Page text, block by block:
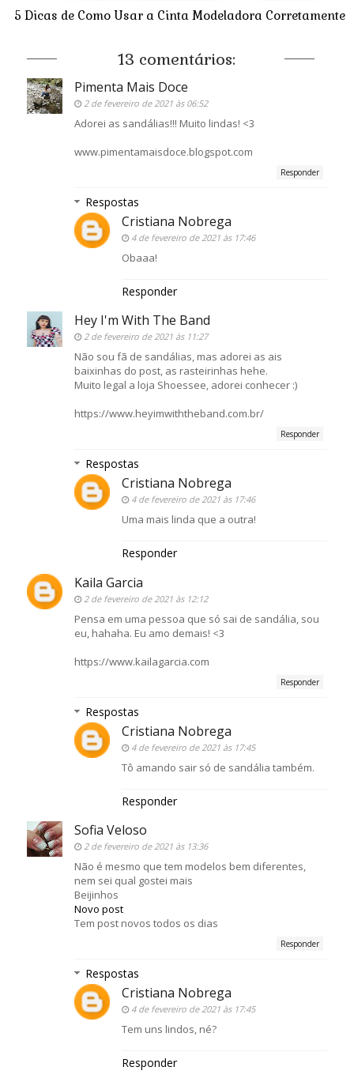
5 Dicas de Como Usar a Cinta Modeladora Corretamente
13 comentários:
Pimenta Mais Doce
2 de fevereiro de 2021 às 06:52
Adorei as sandálias!!! Muito lindas! <3
www.pimentamaisdoce.blogspot.com
Responder
Respostas
Cristiana Nobrega
4 de fevereiro de 2021 às 17:46
Obaaa!
Responder
Hey I'm With The Band
2 de fevereiro de 2021 às 11:27
Não sou fã de sandálias, mas adorei as ais
baixinhas do post, as rasteirinhas hehe.
Muito legal a loja Shoessee, adorei conhecer :)
https://www.heyimwiththeband.com.br/
Responder
Respostas
Cristiana Nobrega
4 de fevereiro de 2021 às 17:46
Uma mais linda que a outra!
Responder
Kaila Garcia
2 de fevereiro de 2021 às 12:12
Pensa em uma pessoa que só sai de sandália, sou
eu, hahaha. Eu amo demais! <3
https://www.kailagarcia.com
Responder
Respostas
Cristiana Nobrega
4 de fevereiro de 2021 às 17:45
Tô amando sair só de sandália também.
Responder
Sofia Veloso
2 de fevereiro de 2021 às 13:36
Não é mesmo que tem modelos bem diferentes,
nem sei qual gostei mais
Beijinhos
Novo post
Tem post novos todos os dias
Responder
Respostas
Cristiana Nobrega
4 de fevereiro de 2021 às 17:45
Tem uns lindos, né?
Responder